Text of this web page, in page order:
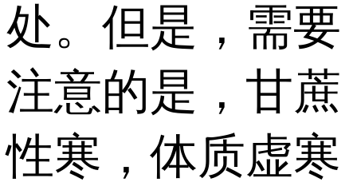
处。但是，需要
注意的是，甘蔗
性寒，体质虚寒